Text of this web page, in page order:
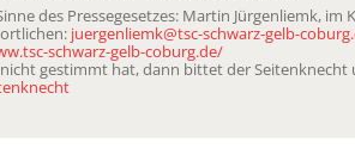
des Pressegesetzes: Martin Jürgenliemk, im
juergenliemk@tsc-schwarz-gelb-
schwarz-gelb-coburg.de/
nicht gestimmt hat, dann bittet der